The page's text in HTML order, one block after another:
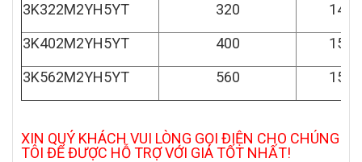
3K322M2YH5YT
320
3K402M2YH5YT
400
3K562M2YH5YT
560
XIN QUÝ KHÁCH VUI LÒNG GỌI ĐIỆN CHO CHÚNG
TÔI ĐỂ ĐƯỢC HỖ TRỢ VỚI GIÁ TỐT NHẤT!